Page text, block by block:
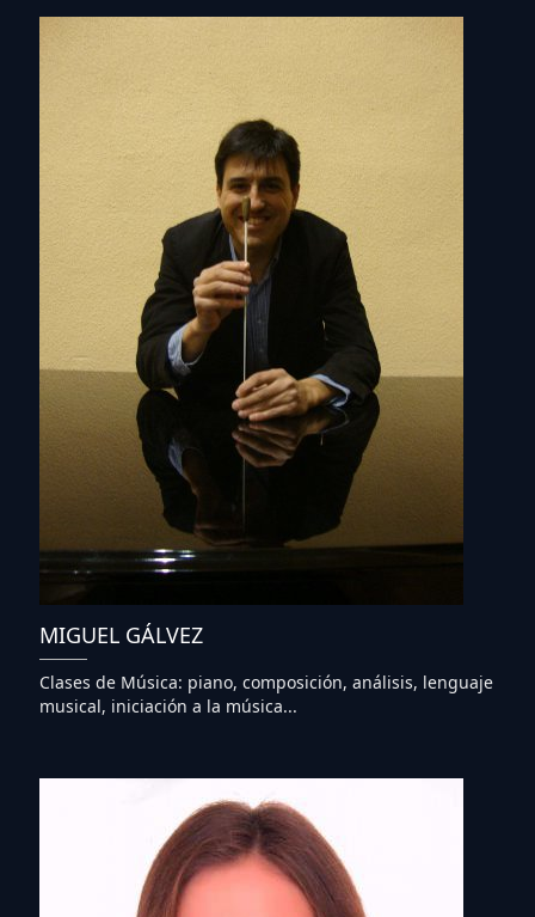
MIGUEL GÁLVEZ
Clases de Música: piano, composición, análisis, lenguaje
musical, iniciación a la música...